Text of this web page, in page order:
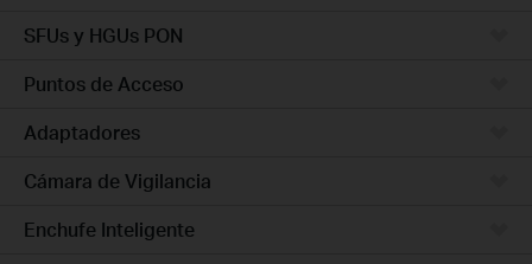
SFUs y HGUs PON
Puntos de Acceso
Adaptadores
Cámara de Vigilancia
Enchufe Inteligente